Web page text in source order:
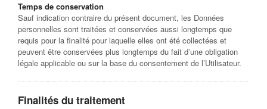
Temps de conservation
Sauf indication contraire du présent document, les Données
personnelles sont traitées et conservées aussi longtemps que
requis pour la finalité pour laquelle elles ont été collectées et
peuvent être conservées plus longtemps du fait d’une obligation
légale applicable ou sur la base du consentement de l’Utilisateur.
Finalités du traitement